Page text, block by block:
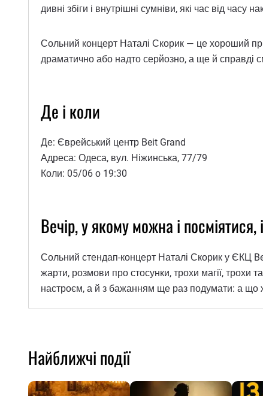
дивні збіги і внутрішні сумніви, які час від
Сольний концерт Наталі Скорик — це хороший
драматично або надто серйозно, а ще й справді
Де і коли
Де: Єврейський центр Beit Grand
Адреса: Одеса, вул. Ніжинська, 77/79
Коли: 05/06 о 19:30
Вечір, у якому можна і
Сольний стендап-концерт Наталі Скорик у ЄКЦ
жарти, розмови про стосунки, трохи магії, трохи
настроєм, а й з бажанням ще раз подумати: а що
Найближчі події